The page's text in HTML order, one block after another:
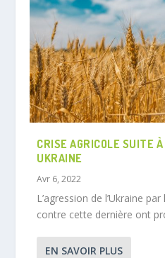
CRISE AGRICOLE SUITE
UKRAINE
Avr 6, 2022
L’agression de l’Ukraine
contre cette dernière ont
EN SAVOIR PLUS